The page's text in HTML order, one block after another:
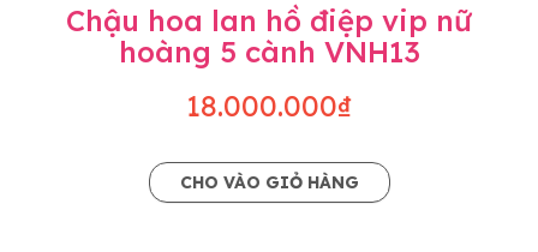
Chậu hoa lan hồ điệp vip nữ
hoàng 5 cành VNH13
18.000.000₫
CHO VÀO GIỎ HÀNG